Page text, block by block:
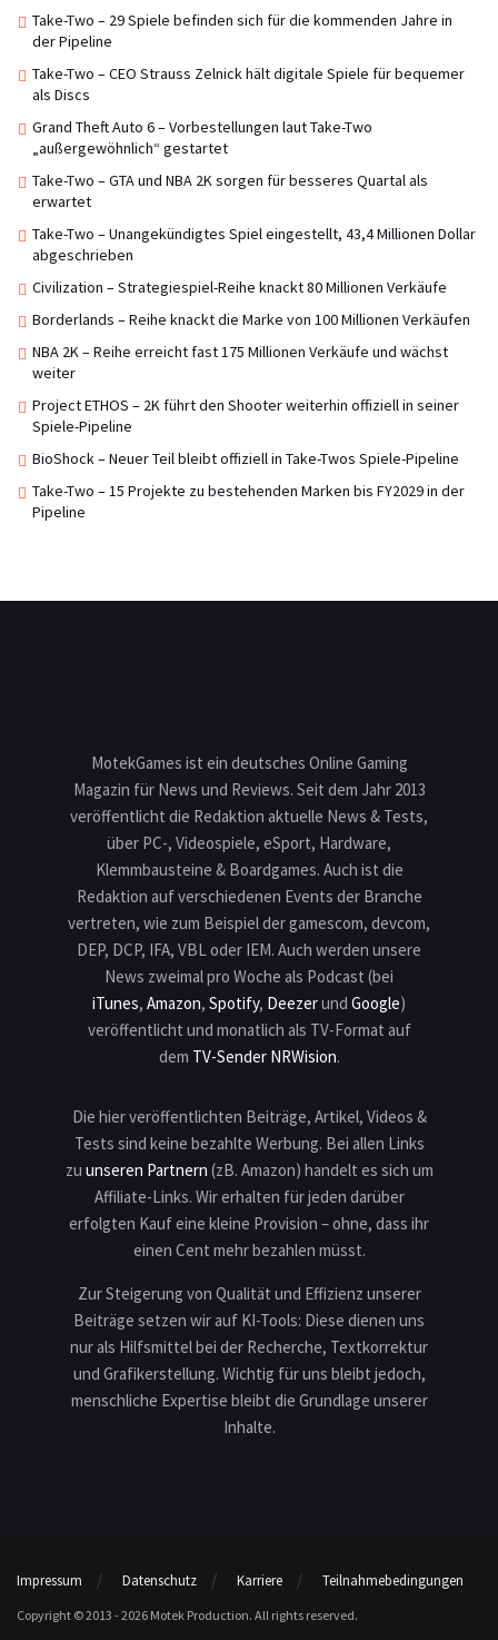
Take-Two – 29 Spiele befinden sich für die kommenden Jahre in
der Pipeline
Take-Two – CEO Strauss Zelnick hält digitale Spiele für bequemer
als Discs
Grand Theft Auto 6 – Vorbestellungen laut Take-Two
„außergewöhnlich“ gestartet
Take-Two – GTA und NBA 2K sorgen für besseres Quartal als
erwartet
Take-Two – Unangekündigtes Spiel eingestellt, 43,4 Millionen Dollar
abgeschrieben
Civilization – Strategiespiel-Reihe knackt 80 Millionen Verkäufe
Borderlands – Reihe knackt die Marke von 100 Millionen Verkäufen
NBA 2K – Reihe erreicht fast 175 Millionen Verkäufe und wächst
weiter
Project ETHOS – 2K führt den Shooter weiterhin offiziell in seiner
Spiele-Pipeline
BioShock – Neuer Teil bleibt offiziell in Take-Twos Spiele-Pipeline
Take-Two – 15 Projekte zu bestehenden Marken bis FY2029 in der
Pipeline
MotekGames ist ein deutsches Online Gaming
Magazin für News und Reviews. Seit dem Jahr 2013
veröffentlicht die Redaktion aktuelle News & Tests,
über PC-, Videospiele, eSport, Hardware,
Klemmbausteine & Boardgames. Auch ist die
Redaktion auf verschiedenen Events der Branche
vertreten, wie zum Beispiel der gamescom, devcom,
DEP, DCP, IFA, VBL oder IEM. Auch werden unsere
News zweimal pro Woche als Podcast (bei
iTunes, Amazon, Spotify, Deezerund Google)
veröffentlicht und monatlich als TV-Format auf
dem TV-Sender NRWision.
Die hier veröffentlichten Beiträge, Artikel, Videos &
Tests sind keine bezahlte Werbung. Bei allen Links
zu unseren Partnern (zB. Amazon) handelt es sich um
Affiliate-Links. Wir erhalten für jeden darüber
erfolgten Kauf eine kleine Provision – ohne, dass ihr
einen Cent mehr bezahlen müsst.
Zur Steigerung von Qualität und Effizienz unserer
Beiträge setzen wir auf KI-Tools: Diese dienen uns
nur als Hilfsmittel bei der Recherche, Textkorrektur
und Grafikerstellung. Wichtig für uns bleibt jedoch,
menschliche Expertise bleibt die Grundlage unserer
Inhalte.
Impressum Datenschutz Karriere Teilnahmebedingungen
Copyright © 2013 - 2026 Motek Production. All rights reserved.